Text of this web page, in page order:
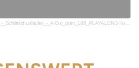
_A-Dur_bpm_186_PLAYALONG Kopie_snippet